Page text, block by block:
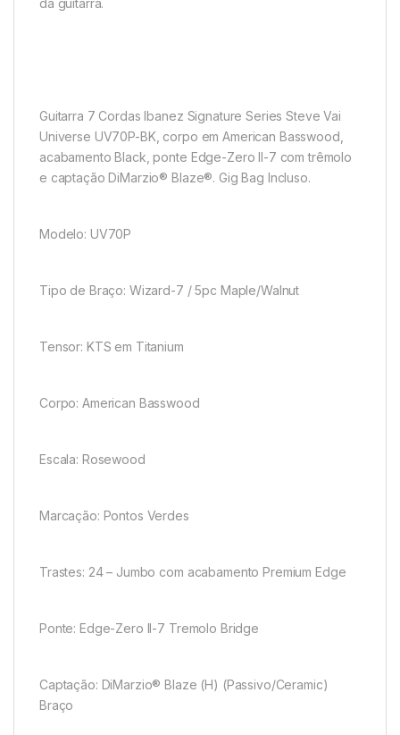
da guitarra.
Guitarra 7 Cordas Ibanez Signature Series Steve Vai
Universe UV70P-BK, corpo em American Basswood,
acabamento Black, ponte Edge-Zero II-7 com trêmolo
e captação DiMarzio® Blaze®. Gig Bag Incluso.
Modelo: UV70P
Tipo de Braço: Wizard-7 / 5pc Maple/Walnut
Tensor: KTS em Titanium
Corpo: American Basswood
Escala: Rosewood
Marcação: Pontos Verdes
Trastes: 24 – Jumbo com acabamento Premium Edge
Ponte: Edge-Zero II-7 Tremolo Bridge
Captação: DiMarzio® Blaze (H) (Passivo/Ceramic)
Braço